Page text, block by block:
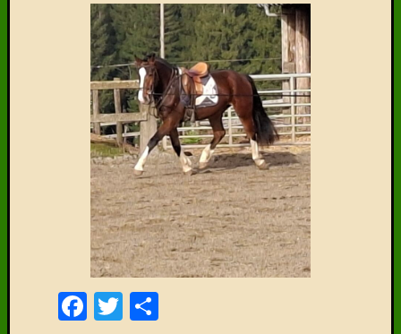
Facebook
Twitter